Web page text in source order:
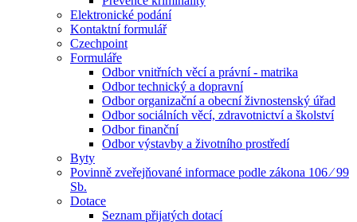
Elektronické podání
Kontaktní formulář
Czechpoint
Formuláře
Odbor vnitřních věcí a právní - matrika
Odbor technický a dopravní
Odbor organizační a obecní živnostenský úřad
Odbor sociálních věcí, zdravotnictví a školství
Odbor finanční
Odbor výstavby a životního prostředí
Byty
Povinně zveřejňované informace podle zákona 106 ⁄ 99
Sb.
Dotace
Seznam přijatých dotací